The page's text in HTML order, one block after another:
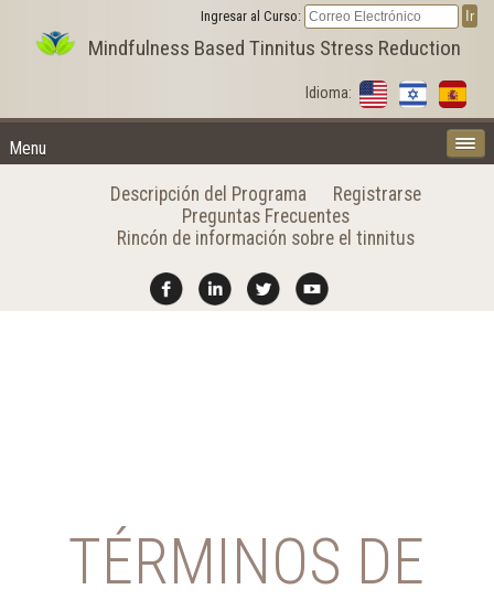
Mindfulness Based Tinnitus Stress Reduction
Idioma:
Menu
Ingresar al Curso:
Descripción del Programa
Registrarse
Preguntas Frecuentes
Rincón de información sobre el tinnitus
TÉRMINOS DE